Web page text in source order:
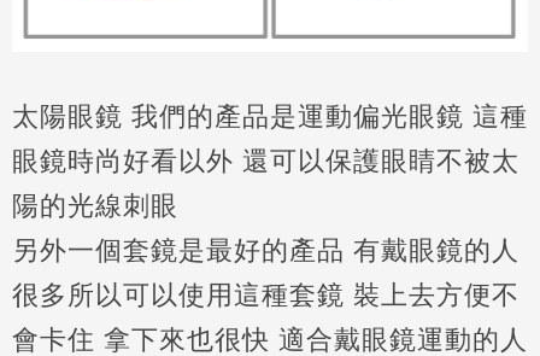
太陽眼鏡 我們的產品是運動偏光眼鏡 這種
眼鏡時尚好看以外 還可以保護眼睛不被太
陽的光線刺眼
另外一個套鏡是最好的產品 有戴眼鏡的人
很多所以可以使用這種套鏡 裝上去方便不
會卡住 拿下來也很快 適合戴眼鏡運動的人